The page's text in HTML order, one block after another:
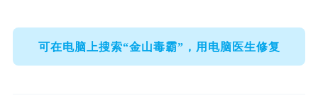
可在电脑上搜索“金山毒霸”，用电脑医生修复